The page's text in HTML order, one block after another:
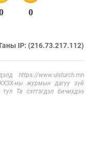
0
IP: (216.73.217.112)
https://www.ulsturch.mn
ны журмын дагуу зүй
Та сэтгэгдэл бичихдээ